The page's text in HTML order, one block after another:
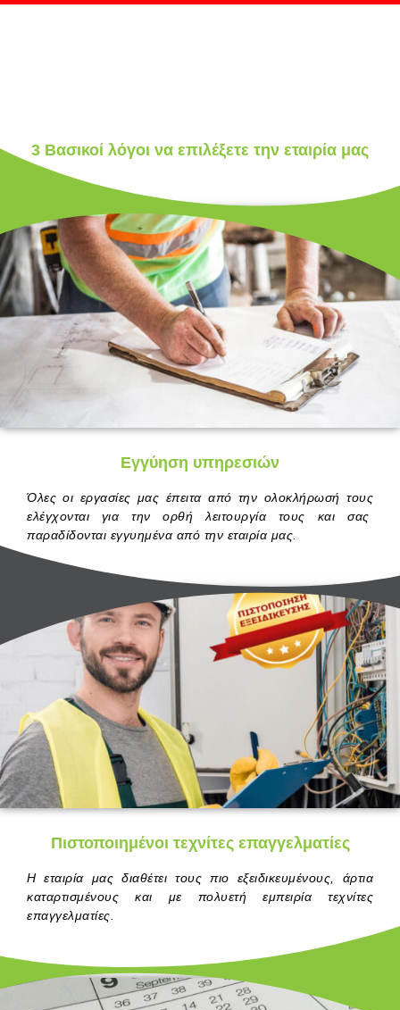
3 Βασικοί λόγοι να επιλέξετε την εταιρία μας
.
Εγγύηση υπηρεσιών
Όλες οι εργασίες μας έπειτα από την ολοκλήρωσή τους
ελέγχονται για την ορθή λειτουργία τους και σας
παραδίδονται εγγυημένα από την εταιρία μας.
.
Πιστοποιημένοι τεχνίτες επαγγελματίες
Η εταιρία μας διαθέτει τους πιο εξειδικευμένους, άρτια
καταρτισμένους και με πολυετή εμπειρία τεχνίτες
επαγγελματίες.